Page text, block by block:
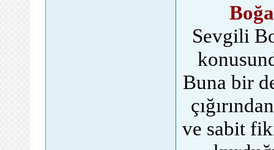
Sevgili
Buna bir
ve sabit